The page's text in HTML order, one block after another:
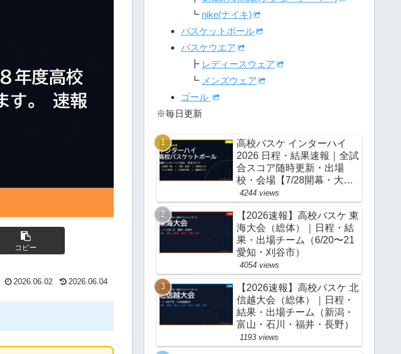
コピー
2026.06.02 2026.06.04
┗ nike(ナイキ)
バスケットボール
バスケウエア
┣ レディースウェア
┗ メンズウェア
ゴール
※毎日更新
高校バスケ インターハイ
2026 日程・結果速報｜全試
合スコア随時更新・出場
校・会場【7/28開幕・大
阪】
4244 views
【2026速報】高校バスケ 東
海大会（総体）｜日程・結
果・出場チーム（6/20〜21
愛知・刈谷市）
4054 views
【2026速報】高校バスケ 北
信越大会（総体）｜日程・
結果・出場チーム（新潟・
富山・石川・福井・長野）
1193 views